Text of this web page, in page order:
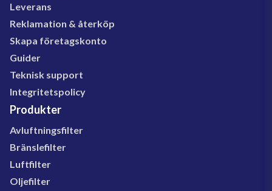
Leverans
Reklamation & återköp
Skapa företagskonto
Guider
Teknisk support
Integritetspolicy
Produkter
Avluftningsfilter
Bränslefilter
Luftfilter
Oljefilter